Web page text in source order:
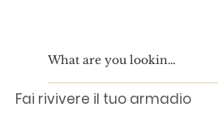
Fai rivivere il tuo armadio